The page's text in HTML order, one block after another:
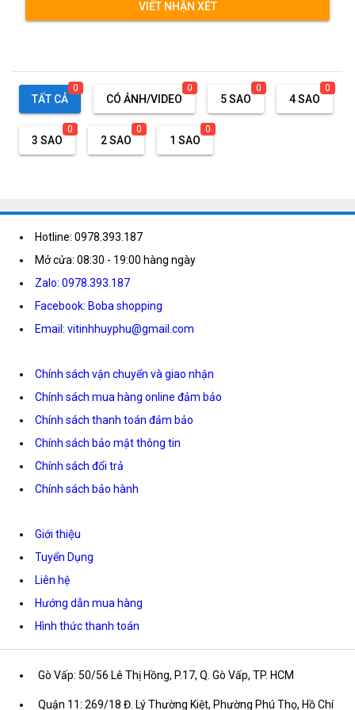
VIẾT NHẬN XÉT
TẤT CẢ
0
CÓ ẢNH/VIDEO
0
5 SAO
0
4 SAO
0
3 SAO
0
2 SAO
0
1 SAO
0
Hotline: 0978.393.187
Mở cửa: 08:30 - 19:00 hàng ngày
Zalo: 0978.393.187
Facebook: Boba shopping
Email: vitinhhuyphu@gmail.com
Chính sách vận chuyển và giao nhận
Chính sách mua hàng online đảm bảo
Chính sách thanh toán đảm bảo
Chính sách bảo mật thông tin
Chính sách đổi trả
Chính sách bảo hành
Giới thiệu
Tuyển Dụng
Liên hệ
Hướng dẫn mua hàng
Hình thức thanh toán
Gò Vấp: 50/56 Lê Thị Hồng, P.17, Q. Gò Vấp, TP. HCM
Quận 11: 269/18 Đ. Lý Thường Kiệt, Phường Phú Thọ, Hồ Chí